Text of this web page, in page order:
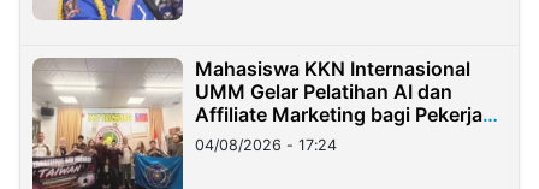
Mahasiswa KKN Internasional
UMM Gelar Pelatihan AI dan
Affiliate Marketing bagi Pekerja
Migran Indonesia di Taiwan
04/08/2026 - 17:24